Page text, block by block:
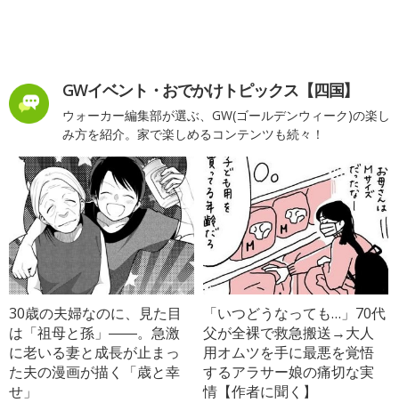
GWイベント・おでかけトピックス【四国】
ウォーカー編集部が選ぶ、GW(ゴールデンウィーク)の楽し
み方を紹介。家で楽しめるコンテンツも続々！
30歳の夫婦なのに、見た目
は「祖母と孫」――。急激
に老いる妻と成長が止まっ
た夫の漫画が描く「歳と幸
せ」
「いつどうなっても…」70代
父が全裸で救急搬送→大人
用オムツを手に最悪を覚悟
するアラサー娘の痛切な実
情【作者に聞く】